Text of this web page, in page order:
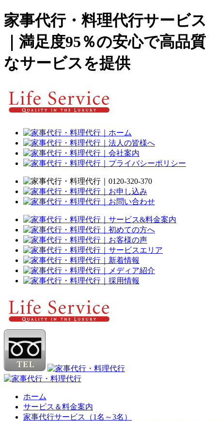
家事代行・料理代行サービス
｜満足度95％の安心で高品質
なサービスを提供
ホーム
サービス＆料金案内
家事代行サービス（1名～3名）